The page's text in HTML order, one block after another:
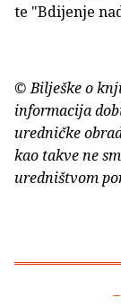
te "Bdijenje
© Bilješke o
informacija
uredničke
kao takve ne
uredništvom